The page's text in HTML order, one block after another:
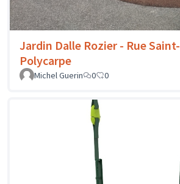
Jardin Dalle Rozier - Rue Saint-
Polycarpe
Michel Guerin
0 0